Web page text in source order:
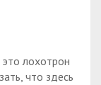
лохотрон
что здесь